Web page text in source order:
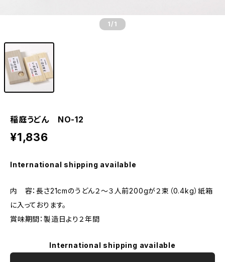
1 /1
稲庭うどん NO-12
¥1,836
International shipping available
内 容：長さ21cmのうどん２～３人前200gが２束（0.4kg）紙箱
に入っております。
賞味期間：製造日より２年間
International shipping available